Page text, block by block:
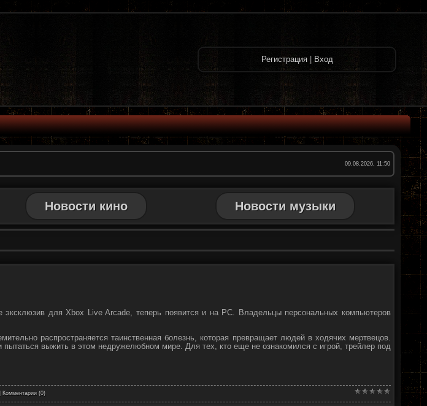
Регистрация| Вход
09.08.2026, 11:50
Новости кино Новости музыки
эксклюзив для Xbox Live Arcade, теперь появится и на PC. Владельцы персональных компьютеров
распространяется таинственная болезнь, которая превращает людей в ходячих мертвецов.
пытаться выжить в этом недружелюбном мире. Для тех, кто еще не ознакомился с игрой, трейлер под
Комментарии (0)